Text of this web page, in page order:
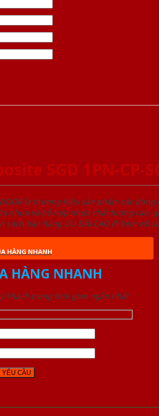
SGD 1PN-CP-
là thương hiệu sản phẩm các
nhựa và hỗ hợp nhựa chất lượng cao,
sách bán hàng ƯU ĐÃI CAO đi kèm
HÀNG NHANH
HÀNG NHANH
khách trong thời gian ngắn nhất